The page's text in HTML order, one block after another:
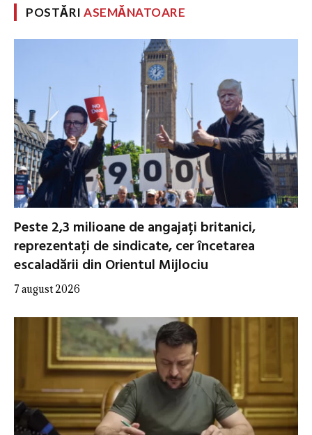
POSTĂRIASEMĂNATOARE
Peste 2,3 milioane de angajați britanici,
reprezentați de sindicate, cer încetarea
escaladării din Orientul Mijlociu
7 august 2026